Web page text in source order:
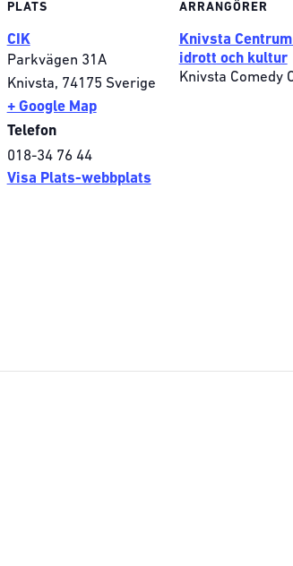
PLATS
CIK
Parkvägen 31A
Knivsta, 74175 Sverige
+ Google Map
Telefon
018-34 76 44
Visa Plats-webbplats
ARRANGÖRER
Knivsta
idrott och kultur
Knivsta Comedy